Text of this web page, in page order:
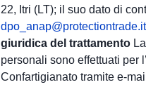
22, Itri (LT); il suo dato di
dpo_anap@protectiontrade.it
giuridica del trattamento
personali sono effettuati per
Confartigianato tramite e-